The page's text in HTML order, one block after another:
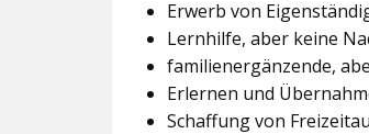
Erwerb von
Lernhilfe, aber keine
familienergänzende,
Erlernen und
Schaffung von